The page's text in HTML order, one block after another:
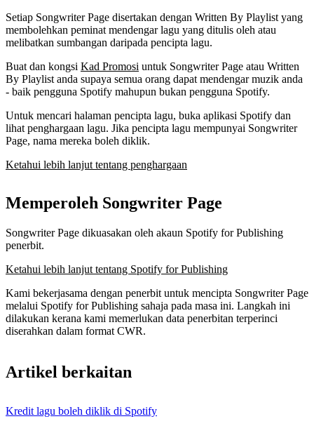
Setiap Songwriter Page disertakan dengan Written By Playlist yang
membolehkan peminat mendengar lagu yang ditulis oleh atau
melibatkan sumbangan daripada pencipta lagu.
Buat dan kongsi Kad Promosi untuk Songwriter Page atau Written
By Playlist anda supaya semua orang dapat mendengar muzik anda
- baik pengguna Spotify mahupun bukan pengguna Spotify.
Untuk mencari halaman pencipta lagu, buka aplikasi Spotify dan
lihat penghargaan lagu. Jika pencipta lagu mempunyai Songwriter
Page, nama mereka boleh diklik.
Ketahui lebih lanjut tentang penghargaan
Memperoleh Songwriter Page
Songwriter Page dikuasakan oleh akaun Spotify for Publishing
penerbit.
Ketahui lebih lanjut tentang Spotify for Publishing
Kami bekerjasama dengan penerbit untuk mencipta Songwriter Page
melalui Spotify for Publishing sahaja pada masa ini. Langkah ini
dilakukan kerana kami memerlukan data penerbitan terperinci
diserahkan dalam format CWR.
Artikel berkaitan
Kredit lagu boleh diklik di Spotify